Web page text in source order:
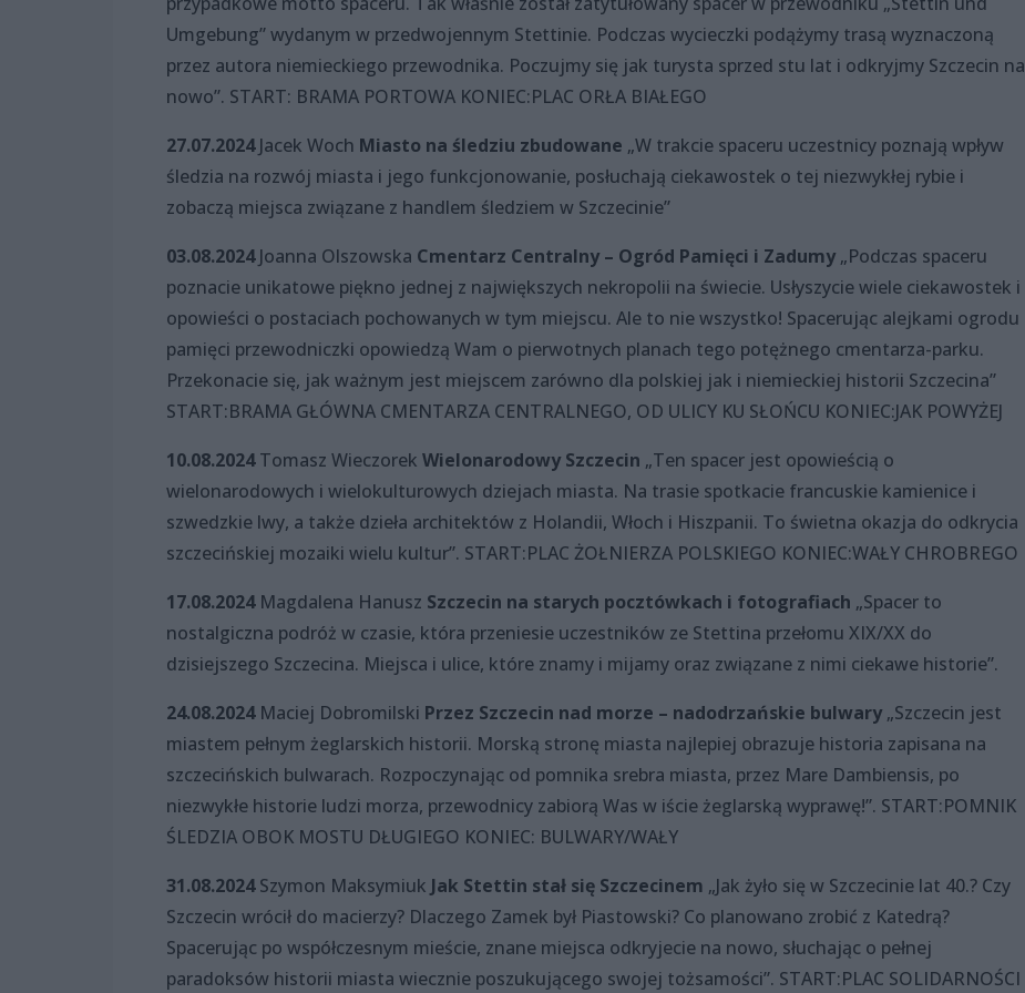
Umgebung” wydanym w przedwojennym Stettinie. Podczas wycieczki podążymy trasą wyznaczoną
przez autora niemieckiego przewodnika. Poczujmy się jak turysta sprzed stu lat i odkryjmy Szczecin na
nowo”. START: BRAMA PORTOWA KONIEC:PLAC ORŁA BIAŁEGO
27.07.2024Jacek Woch Miasto na śledziu zbudowane „W trakcie spaceru uczestnicy poznają wpływ
śledzia na rozwój miasta i jego funkcjonowanie, posłuchają ciekawostek o tej niezwykłej rybie i
zobaczą miejsca związane z handlem śledziem w Szczecinie”
03.08.2024Joanna Olszowska Cmentarz Centralny – Ogród Pamięci i Zadumy „Podczas spaceru
poznacie unikatowe piękno jednej z największych nekropolii na świecie. Usłyszycie wiele ciekawostek i
opowieści o postaciach pochowanych w tym miejscu. Ale to nie wszystko! Spacerując alejkami ogrodu
pamięci przewodniczki opowiedzą Wam o pierwotnych planach tego potężnego cmentarza-parku.
Przekonacie się, jak ważnym jest miejscem zarówno dla polskiej jak i niemieckiej historii Szczecina”
START:BRAMA GŁÓWNA CMENTARZA CENTRALNEGO, OD ULICY KU SŁOŃCU KONIEC:JAK POWYŻEJ
10.08.2024Tomasz Wieczorek Wielonarodowy Szczecin „Ten spacer jest opowieścią o
wielonarodowych i wielokulturowych dziejach miasta. Na trasie spotkacie francuskie kamienice i
szwedzkie lwy, a także dzieła architektów z Holandii, Włoch i Hiszpanii. To świetna okazja do odkrycia
szczecińskiej mozaiki wielu kultur”. START:PLAC ŻOŁNIERZA POLSKIEGO KONIEC:WAŁY CHROBREGO
17.08.2024Magdalena Hanusz Szczecin na starych pocztówkach i fotografiach „Spacer to
nostalgiczna podróż w czasie, która przeniesie uczestników ze Stettina przełomu XIX/XX do
dzisiejszego Szczecina. Miejsca i ulice, które znamy i mijamy oraz związane z nimi ciekawe historie”.
24.08.2024Maciej Dobromilski Przez Szczecin nad morze – nadodrzańskie bulwary „Szczecin jest
miastem pełnym żeglarskich historii. Morską stronę miasta najlepiej obrazuje historia zapisana na
szczecińskich bulwarach. Rozpoczynając od pomnika srebra miasta, przez Mare Dambiensis, po
niezwykłe historie ludzi morza, przewodnicy zabiorą Was w iście żeglarską wyprawę!”. START:POMNIK
ŚLEDZIA OBOK MOSTU DŁUGIEGO KONIEC: BULWARY/WAŁY
31.08.2024Szymon Maksymiuk Jak Stettin stał się Szczecinem „Jak żyło się w Szczecinie lat 40.? Czy
Szczecin wrócił do macierzy? Dlaczego Zamek był Piastowski? Co planowano zrobić z Katedrą?
Spacerując po współczesnym mieście, znane miejsca odkryjecie na nowo, słuchając o pełnej
paradoksów historii miasta wiecznie poszukującego swojej tożsamości”. START:PLAC SOLIDARNOŚCI